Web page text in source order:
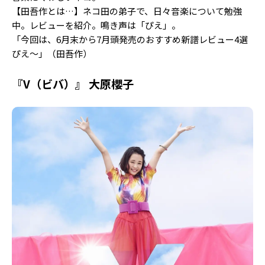
ゲッターズ飯田
MISS SEVENTEEN
ミスセブンティーンニュース
MAGAZINE
INFORMATION
Follow us
ST member
新規会員登録・ログイン
【田吾作とは…】ネコ田の弟子で、日々音楽について勉強
中。レビューを紹介。鳴き声は「ぴえ」。
「今回は、6月末から7月頭発売のおすすめ新譜レビュー4選
ぴえ～」（田吾作）
『V（ビバ）』 大原櫻子